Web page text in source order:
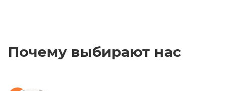
Почему выбирают нас